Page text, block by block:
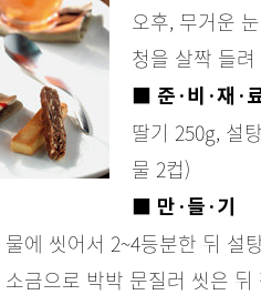
오후, 무거운
청을 살짝 들
■ 준·비·재·
딸기 250g, 설
물 2컵)
■ 만·들·기
에 씻어서 2~4등분한 뒤 설
금으로 박박 문질러 씻은